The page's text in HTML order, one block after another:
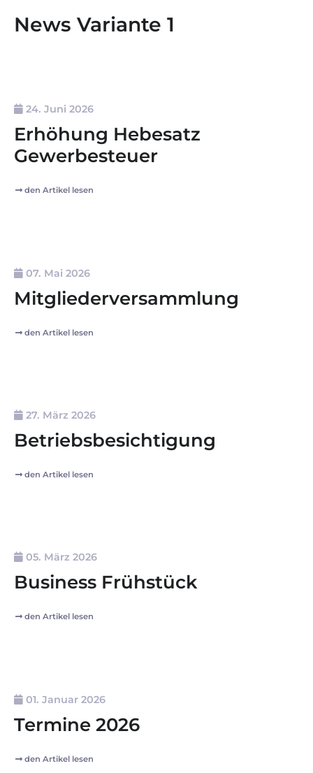
News Variante 1
24. Juni 2026
Erhöhung Hebesatz
Gewerbesteuer
den Artikel lesen
07. Mai 2026
Mitgliederversammlung
den Artikel lesen
27. März 2026
Betriebsbesichtigung
den Artikel lesen
05. März 2026
Business Frühstück
den Artikel lesen
01. Januar 2026
Termine 2026
den Artikel lesen